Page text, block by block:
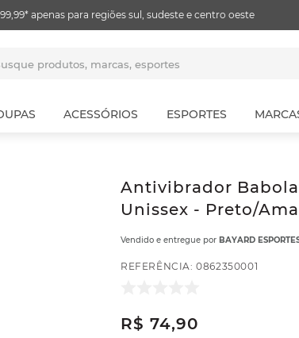
apenas para regiões sul, sudeste e centro oeste
ACESSÓRIOS ESPORTES
Antivibrador
Unissex - Preto/
Vendido e entregue por BAYARD
REFERÊNCIA:0862350001
R$ 74,90